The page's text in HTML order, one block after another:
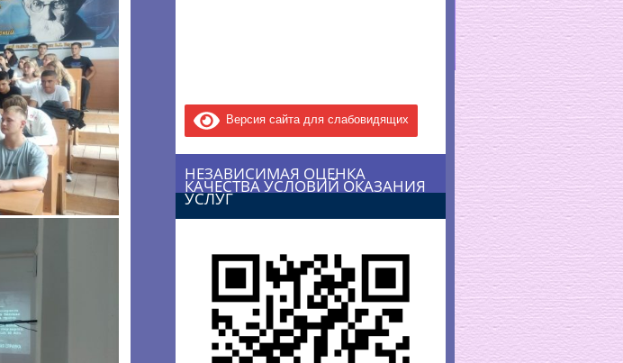
Версия сайта для слабовидящих
НЕЗАВИСИМАЯ ОЦЕНКА
КАЧЕСТВА УСЛОВИЙ ОКАЗАНИЯ
УСЛУГ